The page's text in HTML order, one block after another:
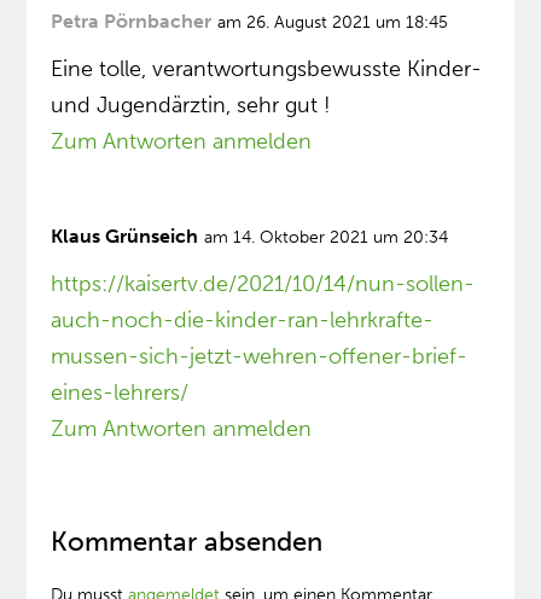
Petra Pörnbacher am 26. August 2021 um 18:45
Eine tolle, verantwortungsbewusste Kinder-
und Jugendärztin, sehr gut !
Zum Antworten anmelden
Klaus Grünseich am 14. Oktober 2021 um 20:34
https://kaisertv.de/2021/10/14/nun-sollen-
auch-noch-die-kinder-ran-lehrkrafte-
mussen-sich-jetzt-wehren-offener-brief-
eines-lehrers/
Zum Antworten anmelden
Kommentar absenden